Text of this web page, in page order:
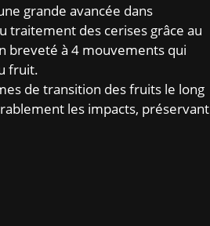
grande avancée dans
traitement des cerises grâce au
breveté à 4 mouvements qui
fruit.
de transition des fruits le long
les impacts, préservant